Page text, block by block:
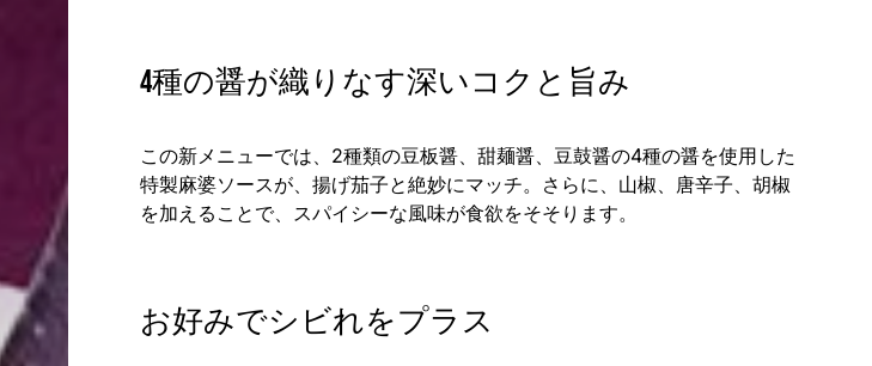
4種の醤が織りなす深いコクと旨み
この新メニューでは、2種類の豆板醤、甜麺醤、豆鼓醤の4種の醤を使用した
特製麻婆ソースが、揚げ茄子と絶妙にマッチ。さらに、山椒、唐辛子、胡椒
を加えることで、スパイシーな風味が食欲をそそります。
お好みでシビれをプラス